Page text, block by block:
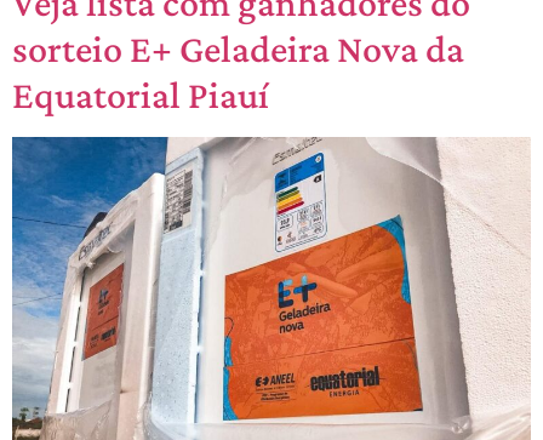
sorteio E+ Geladeira Nova da
Equatorial Piauí